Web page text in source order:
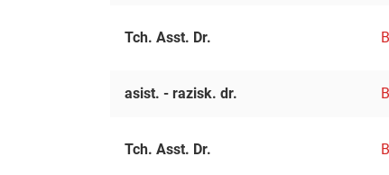
Tch. Asst. Dr.
asist. - razisk. dr.
Tch. Asst. Dr.